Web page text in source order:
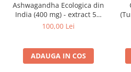
Ashwagandha Ecologica din
India (400 mg) - extract 5%
Republica BIO, 60 capsule
100,00 Lei
ADAUGA IN COS